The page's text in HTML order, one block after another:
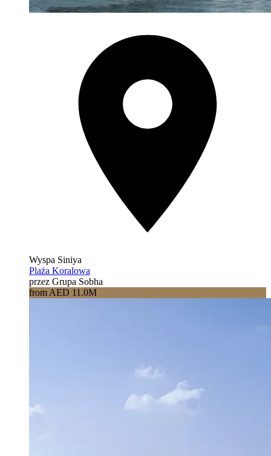
Wyspa Siniya
Plaża Koralowa
przez Grupa Sobha
from AED 11.0M